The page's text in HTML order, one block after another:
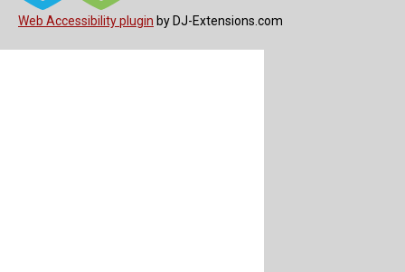
Web Accessibility plugin by DJ-Extensions.com